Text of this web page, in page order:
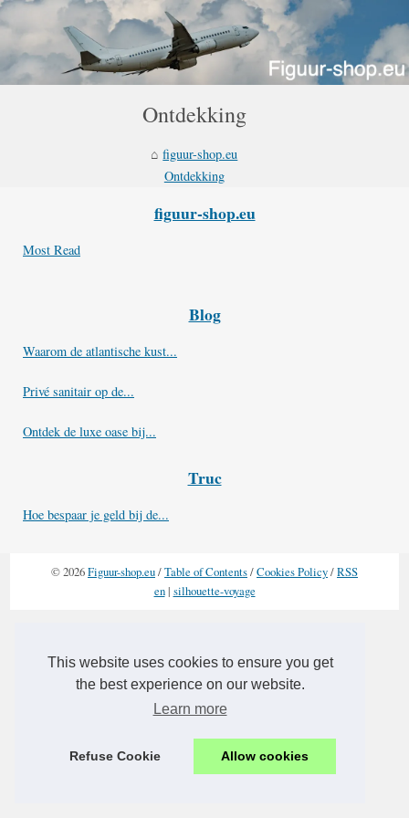
This website uses cookies to ensure you get
the best experience on our website.
Learn more
Refuse Cookie Allow cookies
Ontdekking
figuur-shop.eu
Ontdekking
figuur-shop.eu
Most Read
Blog
Waarom de atlantische kust...
Privé sanitair op de...
Ontdek de luxe oase bij...
Truc
Hoe bespaar je geld bij de...
© 2026Figuur-shop.eu/Table of Contents/Cookies Policy/RSS
en| silhouette-voyage